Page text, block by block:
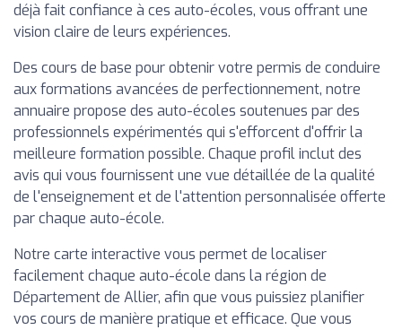
déjà fait confiance à ces auto-écoles, vous offrant une
vision claire de leurs expériences.
Des cours de base pour obtenir votre permis de conduire
aux formations avancées de perfectionnement, notre
annuaire propose des auto-écoles soutenues par des
professionnels expérimentés qui s'efforcent d'offrir la
meilleure formation possible. Chaque profil inclut des
avis qui vous fournissent une vue détaillée de la qualité
de l'enseignement et de l'attention personnalisée offerte
par chaque auto-école.
Notre carte interactive vous permet de localiser
facilement chaque auto-école dans la région de
Département de Allier, afin que vous puissiez planifier
vos cours de manière pratique et efficace. Que vous